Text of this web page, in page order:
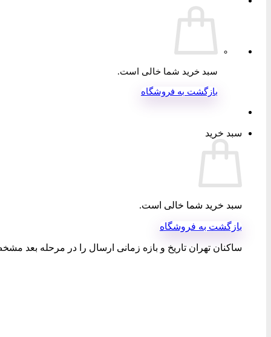
سبد خرید شما خالی است.
بازگشت به فروشگاه
سبد خرید
سبد خرید شما خالی است.
بازگشت به فروشگاه
ساکنان تهران تاریخ و بازه زمانی ارسال را در مرحله بعد